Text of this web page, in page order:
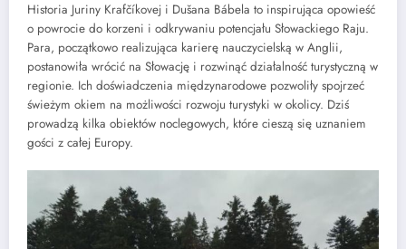
Historia Juriny Krafčíkovej i Dušana Bábela to inspirująca opowieść
o powrocie do korzeni i odkrywaniu potencjału Słowackiego Raju.
Para, początkowo realizująca karierę nauczycielską w Anglii,
postanowiła wrócić na Słowację i rozwinąć działalność turystyczną w
regionie. Ich doświadczenia międzynarodowe pozwoliły spojrzeć
świeżym okiem na możliwości rozwoju turystyki w okolicy. Dziś
prowadzą kilka obiektów noclegowych, które cieszą się uznaniem
gości z całej Europy.